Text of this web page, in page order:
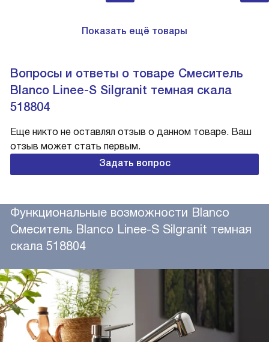
Показать ещё товары
Вопросы и ответы о товаре Смеситель
Blanco Linee-S Silgranit темная скала
518804
Еще никто не оставлял отзыв о данном товаре. Ваш
отзыв может стать первым.
Задать вопрос
Функциональные возможности Blanco
Смеситель Blanco Linee-S Silgranit темная
скала 518804